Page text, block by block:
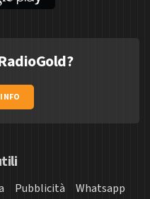
Pubblicità
Whatsapp